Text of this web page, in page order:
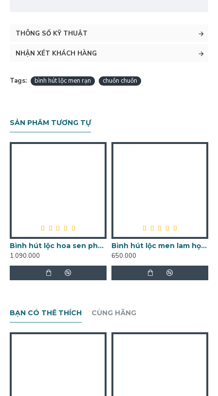
THÔNG SỐ KỸ THUẬT
NHẬN XÉT KHÁCH HÀNG
Tags: bình hút lộc men rạn chuồn chuồn
SẢN PHẨM TƯƠNG TỰ
Bình hút lộc hoa sen phú quý vẽ vàng BL14
1.090.000
Bình hút lộc men lam họa tiết cá chép sen phú quý Tài Lộc BL17
650.000
BẠN CÓ THỂ THÍCH CÙNG HÃNG